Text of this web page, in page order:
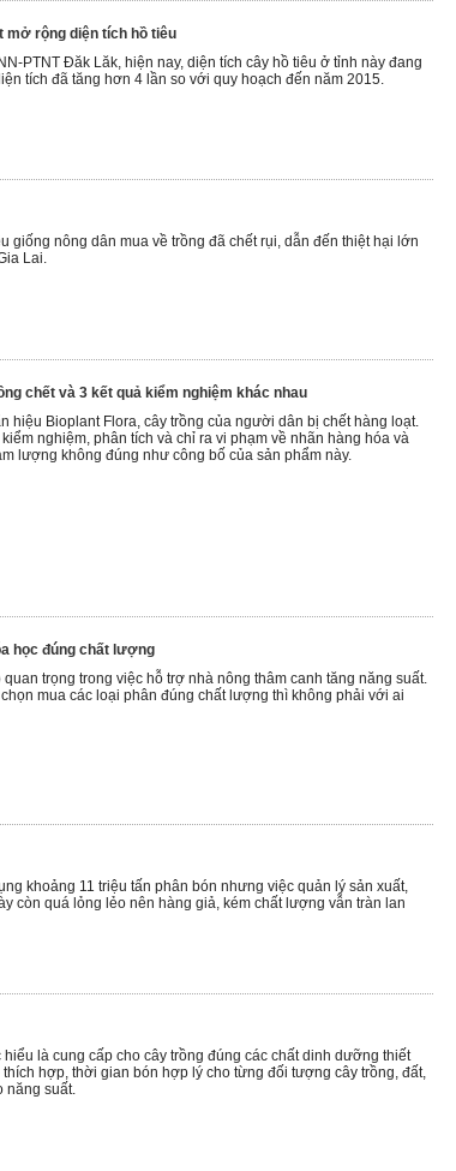
mở rộng diện tích hồ tiêu
PTNT Đăk Lăk, hiện nay, diện tích cây hồ tiêu ở tỉnh này đang
tích đã tăng hơn 4 lần so với quy hoạch đến năm 2015.
giống nông dân mua về trồng đã chết rụi, dẫn đến thiệt hại lớn
Lai.
chết và 3 kết quả kiểm nghiệm khác nhau
hiệu Bioplant Flora, cây trồng của người dân bị chết hàng loạt.
nghiệm, phân tích và chỉ ra vi phạm về nhãn hàng hóa và
lượng không đúng như công bố của sản phẩm này.
học đúng chất lượng
trọng trong việc hỗ trợ nhà nông thâm canh tăng năng suất.
mua các loại phân đúng chất lượng thì không phải với ai
khoảng 11 triệu tấn phân bón nhưng việc quản lý sản xuất,
còn quá lỏng lẻo nên hàng giả, kém chất lượng vẫn tràn lan
là cung cấp cho cây trồng đúng các chất dinh dưỡng thiết
hợp, thời gian bón hợp lý cho từng đối tượng cây trồng, đất,
năng suất.